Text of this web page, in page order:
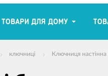
ТОВАРИ ДЛЯ ДОМУ
ключниці Ключниця